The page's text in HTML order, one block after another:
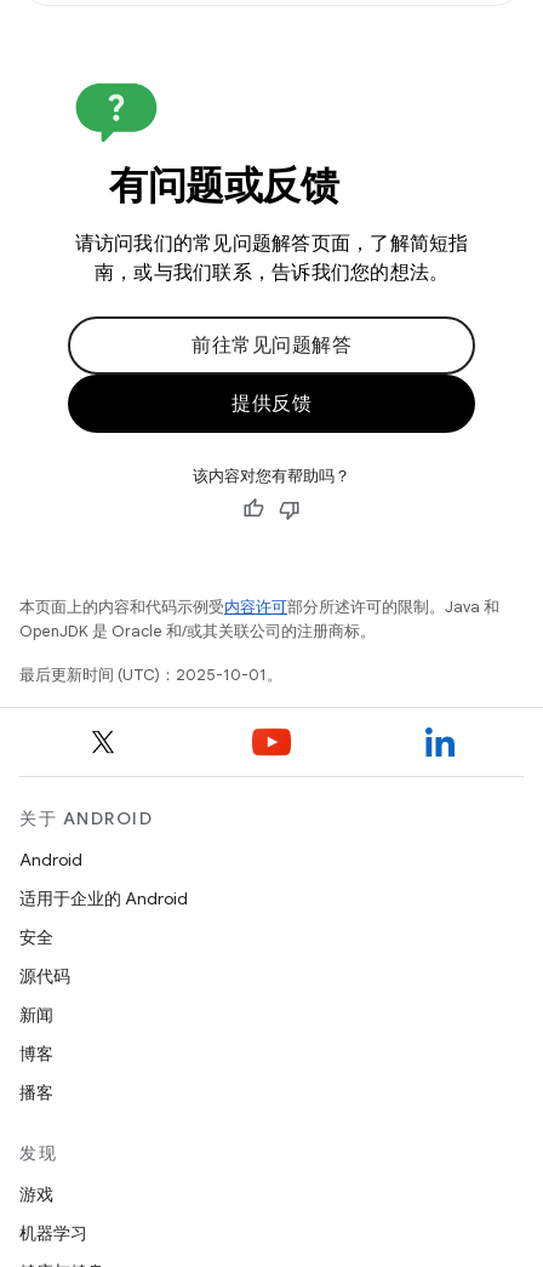
有问题或反馈
请访问我们的常见问题解答页面，了解简短指
南，或与我们联系，告诉我们您的想法。
前往常见问题解答
提供反馈
该内容对您有帮助吗？
本页面上的内容和代码示例受内容许可部分所述许可的限制。Java 和
OpenJDK 是 Oracle 和/或其关联公司的注册商标。
最后更新时间 (UTC)：2025-10-01。
关于 ANDROID
Android
适用于企业的 Android
安全
源代码
新闻
博客
播客
发现
游戏
机器学习